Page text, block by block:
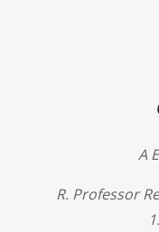
A
R. Professor